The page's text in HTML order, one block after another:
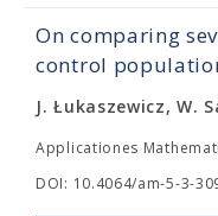
On comparing
control
J. Łukaszewicz, W.
Applicationes
DOI: 10.4064/am-5-3-